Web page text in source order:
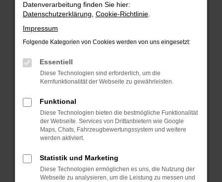
Fehler: Network Error
Beim Laden ist ein Fehler aufgetreten.
Hier sind ein paar Tipps, die dir helfen können:
Überprüfe deine Firewall und deine
Internetverbindung.
deine Suchmaschine?
Prüfe deine Browsererweiterungen.
Manche Erweiterungen, wie Werbeblocker,
können das Laden bestimmter Seiten
anderen Browser oder in einem privaten
Fenster?
Datenverarbeitung finden Sie hier:
Datenschutzerklärung Cookie-Richtlinie
Impressum
Folgende Kategorien von Cookies werden von uns eingesetzt:
Essentiell
Diese Technologien sind erforderlich, um die
Kernfunktionalität der Webseite zu gewährleisten.
Funktional
Diese Technologien bieten die bestmögliche Funktionalität
der Webseite. Services von Drittanbietern wie Google
Maps, Chats, Fahrzeugbewertungssystem und weitere
werden aktiviert.
Statistik und Marketing
Diese Technologien ermöglichen es uns, die Nutzung der
Webseite zu analysieren, um die Leistung zu messen und